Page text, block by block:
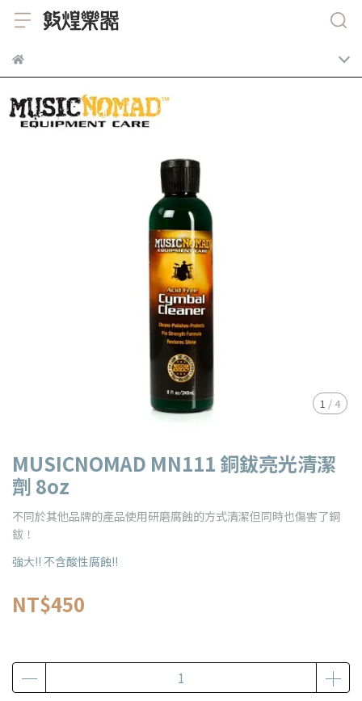
1 / 4
MUSICNOMAD MN111 銅鈸亮光清潔
劑 8oz
不同於其他品牌的產品使用研磨腐蝕的方式清潔但同時也傷害了銅
鈸！
強大!! 不含酸性腐蝕!!
NT$450